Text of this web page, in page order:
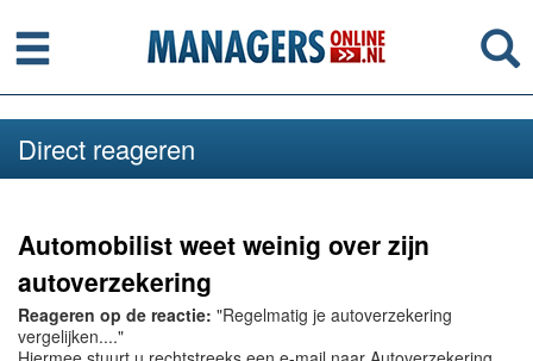
Menu
Direct reageren
Automobilist weet weinig over zijn
autoverzekering
Reageren op de reactie: "Regelmatig je autoverzekering
vergelijken...."